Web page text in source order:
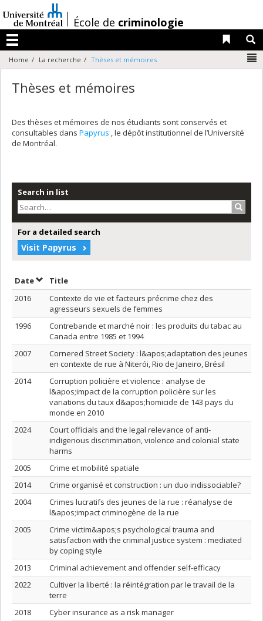
au
contenu
/École de criminologie
Menu
Liens
Home La recherche Thèses et mémoires
Thèses et mémoires
Des thèses et mémoires de nos étudiants sont conservés et
consultables dans Papyrus , le dépôt institutionnel de l’Université
de Montréal.
Search in list
For a detailed search
Visit Papyrus
DateSort by date in ascending order
Title
2016
Contexte de vie et facteurs précrime chez des
agresseurs sexuels de femmes
1996
Contrebande et marché noir : les produits du tabac au
Canada entre 1985 et 1994
2007
Cornered Street Society : l&apos;adaptation des jeunes
en contexte de rue à Niterói, Rio de Janeiro, Brésil
2014
Corruption policière et violence : analyse de
l&apos;impact de la corruption policière sur les
variations du taux d&apos;homicide de 143 pays du
monde en 2010
2024
Court officials and the legal relevance of anti-
indigenous discrimination, violence and colonial state
harms
2005
Crime et mobilité spatiale
2014
Crime organisé et construction : un duo indissociable?
2004
Crimes lucratifs des jeunes de la rue : réanalyse de
l&apos;impact criminogène de la rue
2005
Crime victim&apos;s psychological trauma and
satisfaction with the criminal justice system : mediated
by coping style
2013
Criminal achievement and offender self-efficacy
2022
Cultiver la liberté : la réintégration par le travail de la
terre
2018
Cyber insurance as a risk manager